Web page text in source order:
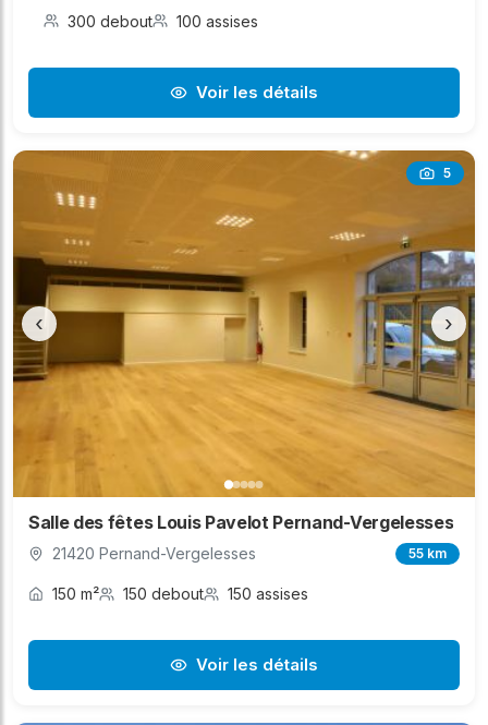
300 debout 100 assises
Voir les détails
5
‹ ›
Salle des fêtes Louis Pavelot Pernand-Vergelesses
21420 Pernand-Vergelesses 55 km
150 m² 150 debout 150 assises
Voir les détails